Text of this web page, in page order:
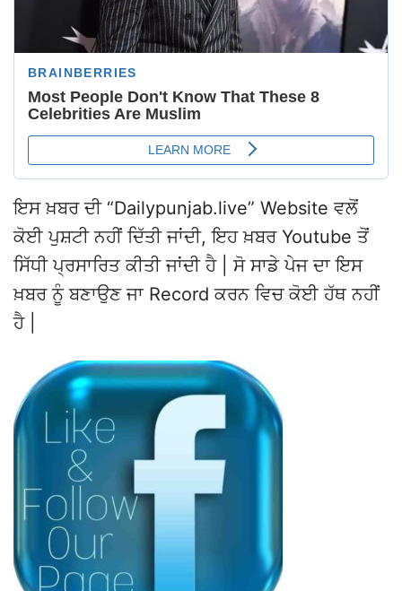
ਇਸ ਖ਼ਬਰ ਦੀ “Dailypunjab.live” Website ਵਲੋਂ
ਕੋਈ ਪੁਸ਼ਟੀ ਨਹੀਂ ਦਿੱਤੀ ਜਾਂਦੀ, ਇਹ ਖ਼ਬਰ Youtube ਤੋਂ
ਸਿੱਧੀ ਪ੍ਰਸਾਰਿਤ ਕੀਤੀ ਜਾਂਦੀ ਹੈ | ਸੋ ਸਾਡੇ ਪੇਜ ਦਾ ਇਸ
ਖ਼ਬਰ ਨੂੰ ਬਣਾਉਣ ਜਾ Record ਕਰਨ ਵਿਚ ਕੋਈ ਹੱਥ ਨਹੀਂ
ਹੈ |